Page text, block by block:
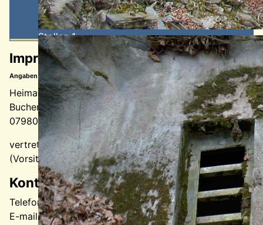
Stollen 1
Impressum
Angaben gemäß § 5 TMG:
Heimat- und Geschichtsverein Berga/Elster e. V.
Buchenwaldstraße 7
07980 Berga-Wünschendorf
vertretungsberechtigter Vorstand: Sabine Richter
(Vorsitzende)
Kontakt:
Telefon: +49 36623 164972
E-mail:webmaster@heimatverein-berga-elster.de